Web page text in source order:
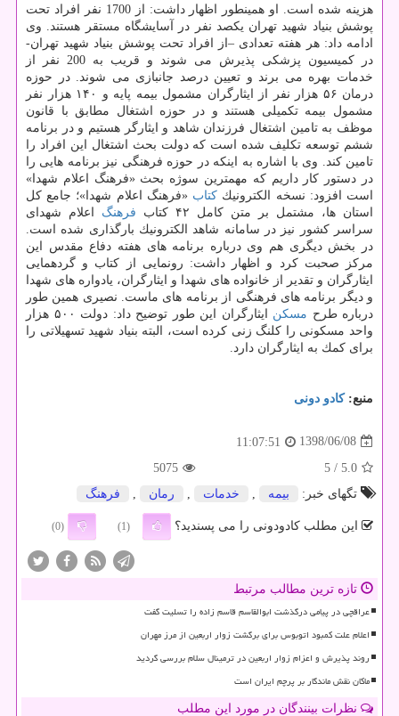
هزینه شده است. او همینطور اظهار داشت: از 1700 نفر افراد تحت
پوشش بنیاد شهید تهران یكصد نفر در آسایشگاه مستقر هستند. وی
ادامه داد: هر هفته تعدادی –از افراد تحت پوشش بنیاد شهید تهران-
در كمیسیون پزشكی پذیرش می شوند و قریب به 200 نفر از
خدمات بهره می برند و تعیین درصد جانبازی می شوند. در حوزه
درمان ۵۶ هزار نفر از ایثارگران مشمول بیمه پایه و ۱۴۰ هزار نفر
مشمول بیمه تكمیلی هستند و در حوزه اشتغال مطابق با قانون
موظف به تامین اشتغال فرزندان شاهد و ایثارگر هستیم و در برنامه
ششم توسعه تكلیف شده است كه دولت بحث اشتغال این افراد را
تامین كند. وی با اشاره به اینكه در حوزه فرهنگی نیز برنامه هایی را
در دستور كار داریم كه مهمترین سوژه بحث «فرهنگ اعلام شهدا»
است افزود: نسخه الكترونیك كتاب «فرهنگ اعلام شهدا»؛ جامع كل
استان ها، مشتمل بر متن كامل ۴۲ كتاب
فرهنگ اعلام شهدای
سراسر كشور نیز در سامانه شاهد الكترونیك بارگذاری شده است.
در بخش دیگری هم وی درباره برنامه های هفته دفاع مقدس این
مركز صحبت كرد و اظهار داشت: رونمایی از كتاب و گردهمایی
ایثارگران و تقدیر از خانواده های شهدا و ایثارگران، یادواره های شهدا
و دیگر برنامه های فرهنگی از برنامه های ماست. نصیری همین طور
درباره طرح مسكن
ایثارگران این طور توضیح داد: دولت ۵۰۰ هزار
واحد مسكونی را كلنگ زنی كرده است، البته بنیاد شهید تسهیلاتی را
برای كمك به ایثارگران دارد.
منبع:كادو دونی
1398/06/08
11:07:51
5.0
/ 5
5075
تگهای خبر:
بیمه خدمات رمان فرهنگ
این مطلب کادودونی را می پسندید؟ (1)
(0)
تازه ترین مطالب مرتبط
عراقچی در پیامی درگذشت ابوالقاسم قاسم زاده را تسلیت گفت
اعلام علت کمبود اتوبوس برای برگشت زوار اربعین از مرز مهران
روند پذیرش و اعزام زوار اربعین در ترمینال سلام بررسی گردید
ماکان نقش ماندگار بر پرچم ایران است
نظرات بینندگان در مورد این مطلب